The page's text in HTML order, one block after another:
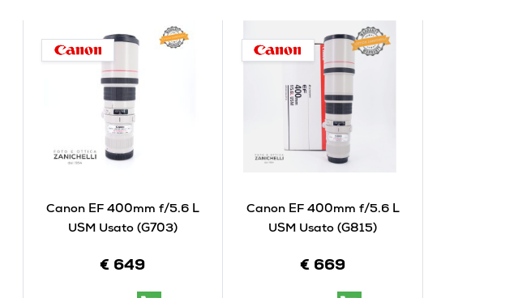
Canon EF 400mm f/5.6 L
USM Usato (G703)
€ 649
Canon EF 400mm f/5.6 L
USM Usato (G815)
€ 669